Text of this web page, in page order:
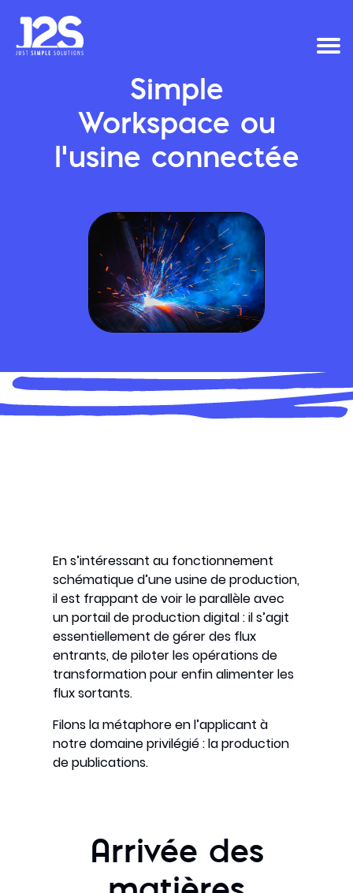
Simple
Workspace ou
l'usine connectée
En s’intéressant au fonctionnement
schématique d’une usine de production,
il est frappant de voir le parallèle avec
un portail de production digital : il s’agit
essentiellement de gérer des flux
entrants, de piloter les opérations de
transformation pour enfin alimenter les
flux sortants.
Filons la métaphore en l’applicant à
notre domaine privilégié : la production
de publications.
Arrivée des